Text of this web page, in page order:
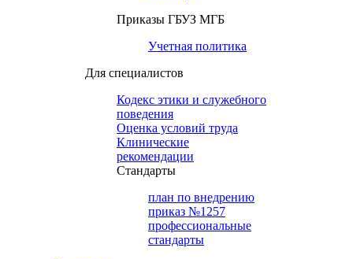
Приказы ГБУЗ МГБ
Учетная политика
Для специалистов
Кодекс этики и служебного
поведения
Оценка условий труда
Клинические
рекомендации
Cтандарты
план по внедрению
приказ №1257
профессиональные
стандарты